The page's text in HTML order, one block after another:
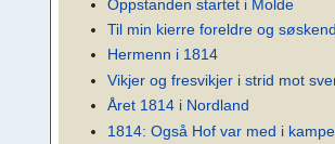
Oppstanden startet i Molde
Til min kierre foreldre og
Hermenn i 1814
Vikjer og fresvikjer i strid mot
Året 1814 i Nordland
1814: Også Hof var med i